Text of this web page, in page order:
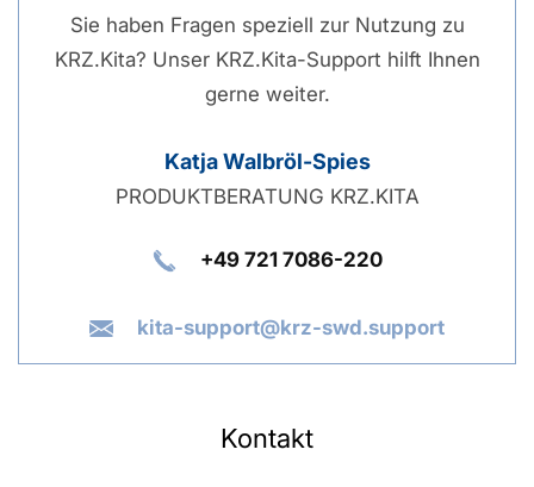
Sie haben Fragen speziell zur Nutzung zu
KRZ.Kita? Unser KRZ.Kita-Support hilft Ihnen
gerne weiter.
Katja Walbröl-Spies
PRODUKTBERATUNG KRZ.KITA
+49 721 7086-220
kita-support@krz-swd.support
Kontakt